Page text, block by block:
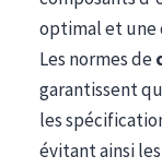
optimal et une
Les normes de
garantissent
les
évitant ainsi